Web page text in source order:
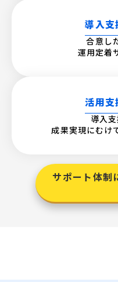
導入支
合意し
運用定着
活用支
導入支
成果実現にむけ
サポート体制